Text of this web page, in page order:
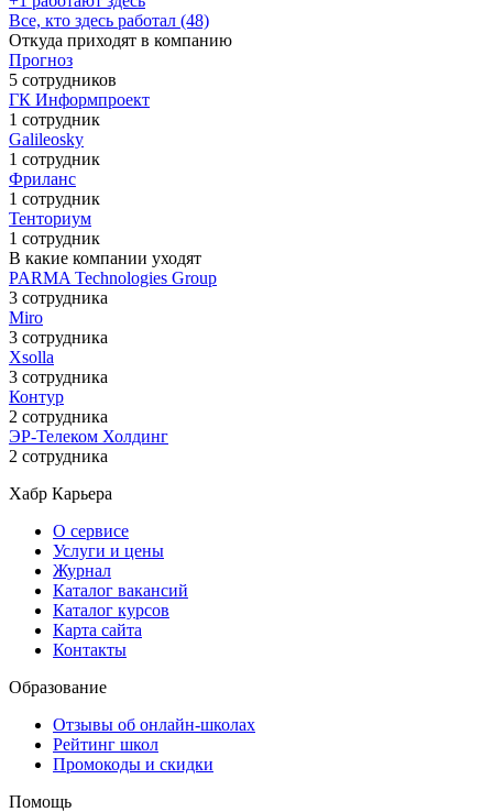
Все, кто здесь работал (48)
Откуда приходят в компанию
Прогноз
5 сотрудников
ГК Информпроект
1 сотрудник
Galileosky
1 сотрудник
Фриланс
1 сотрудник
Тенториум
1 сотрудник
В какие компании уходят
PARMA Technologies Group
3 сотрудника
Miro
3 сотрудника
Xsolla
3 сотрудника
Контур
2 сотрудника
ЭР-Телеком Холдинг
2 сотрудника
Хабр Карьера
О сервисе
Услуги и цены
Журнал
Каталог вакансий
Каталог курсов
Карта сайта
Контакты
Образование
Отзывы об онлайн-школах
Рейтинг школ
Промокоды и скидки
Помощь